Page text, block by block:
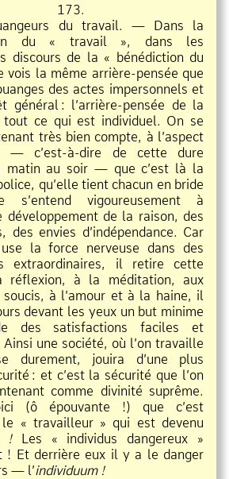
173.
du travail. — Dans la
du « travail », dans les
discours de la « bénédiction du
vois la même arrière pensée que
des actes impersonnels et
général : l’arrière pensée de la
tout ce qui est individuel. On se
très bien compte, à l’aspect
— c’est à dire de cette dure
matin au soir — que c’est là la
qu’elle tient chacun en bride
s’entend vigoureusement à
développement de la raison, des
des envies d’indépendance. Car
la force nerveuse dans des
extraordinaires, il retire cette
réflexion, à la méditation, aux
soucis, à l’amour et à la haine, il
devant les yeux un but minime
des satisfactions faciles et
une société, où l’on travaille
durement, jouira d’une plus
: et c’est la sécurité que l’on
comme divinité suprême.
(ô épouvante !) que c’est
le « travailleur » qui est devenu
!Les « individus dangereux »
! Et derrière eux il y a le danger
— l’individuum !